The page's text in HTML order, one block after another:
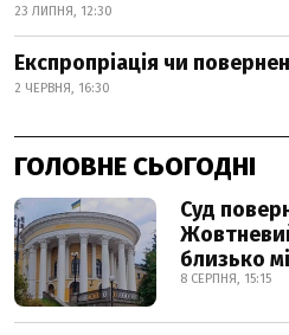
23 ЛИПНЯ, 12:30
Експропріація чи
2 ЧЕРВНЯ, 16:30
ГОЛОВНЕ СЬОГОДНІ
Суд
близько
8 СЕРПНЯ, 15:15